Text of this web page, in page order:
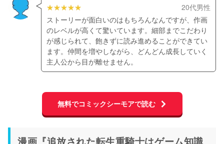
20代男性
ストーリーが面白いのはもちろんなんですが、作画
のレベルが高くて驚いています。細部までこだわり
が感じられて、飽きずに読み進めることができてい
ます。仲間を増やしながら、どんどん成長していく
主人公から目が離せません。
無料でコミックシーモアで読む
漫画『追放された転生重騎士はゲーム知識